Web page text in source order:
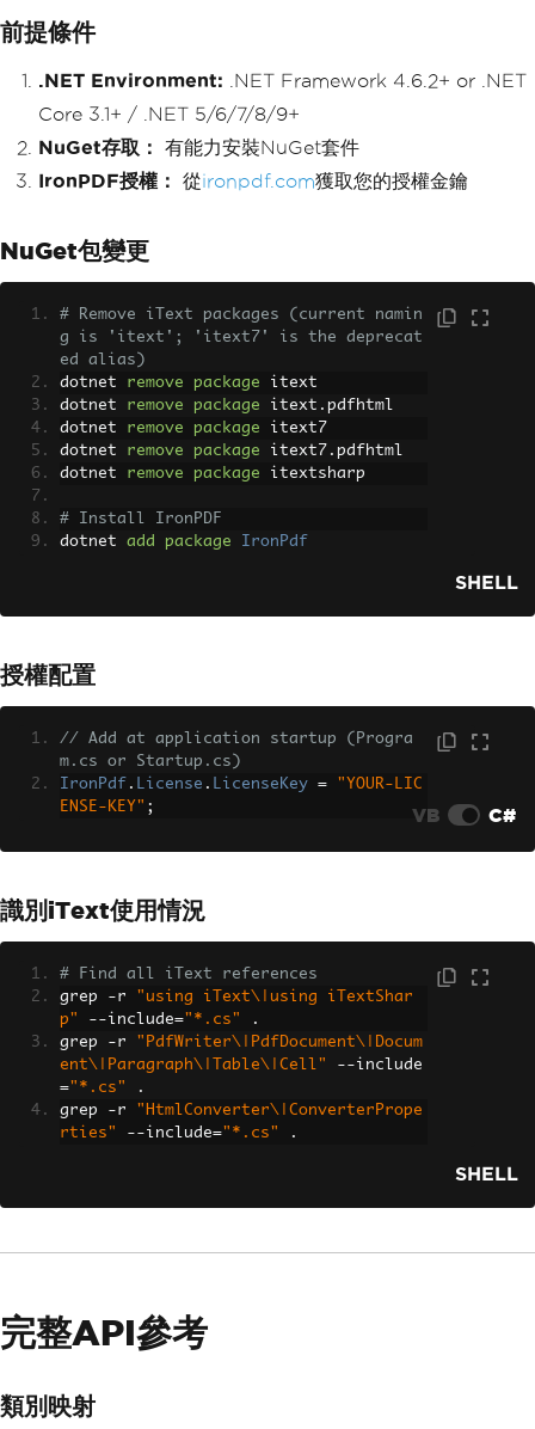
前提條件
.NET Environment: .NET Framework 4.6.2+ or .NET
Core 3.1+ / .NET 5/6/7/8/9+
NuGet存取：
有能力安裝NuGet套件
IronPDF授權：
從ironpdf.com獲取您的授權金鑰
NuGet包變更
# Remove iText packages (current namin
g is 'itext'; 'itext7' is the deprecat
ed alias)
dotnet remove package itext
dotnet remove package itext . pdfhtml
dotnet remove package itext7
dotnet remove package itext7 . pdfhtml
dotnet remove package itextsharp
# Install IronPDF
dotnet add package IronPdf
SHELL
授權配置
// Add at application startup (Progra
m.cs or Startup.cs)
IronPdf . License . LicenseKey =
"YOUR-LIC
ENSE-KEY" ; VB C#
識別iText使用情況
# Find all iText references
grep -r
"using iText\|using iTextShar
p"
--include="*.cs"
.
grep -r
"PdfWriter\|PdfDocument\|Docum
ent\|Paragraph\|Table\|Cell"
--include
="*.cs"
.
grep -r
"HtmlConverter\|ConverterPrope
rties"
--include="*.cs" .
SHELL
完整API參考
類別映射